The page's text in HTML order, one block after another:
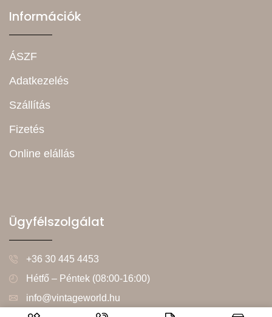
Információk
ÁSZF
Adatkezelés
Szállítás
Fizetés
Online elállás
Ügyfélszolgálat
+36 30 445 4453
Hétfő – Péntek (08:00-16:00)
info@vintageworld.hu